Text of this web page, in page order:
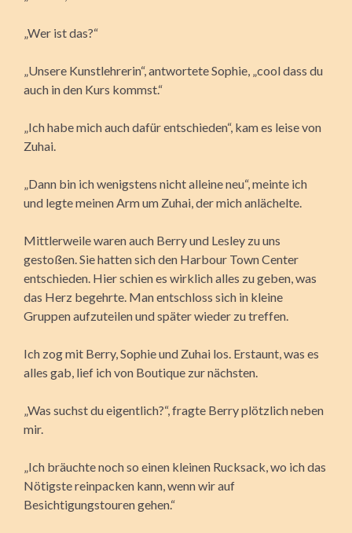
„Wer ist das?“
„Unsere Kunstlehrerin“, antwortete Sophie, „cool dass du
auch in den Kurs kommst.“
„Ich habe mich auch dafür entschieden“, kam es leise von
Zuhai.
„Dann bin ich wenigstens nicht alleine neu“, meinte ich
und legte meinen Arm um Zuhai, der mich anlächelte.
Mittlerweile waren auch Berry und Lesley zu uns
gestoßen. Sie hatten sich den Harbour Town Center
entschieden. Hier schien es wirklich alles zu geben, was
das Herz begehrte. Man entschloss sich in kleine
Gruppen aufzuteilen und später wieder zu treffen.
Ich zog mit Berry, Sophie und Zuhai los. Erstaunt, was es
alles gab, lief ich von Boutique zur nächsten.
„Was suchst du eigentlich?“, fragte Berry plötzlich neben
mir.
„Ich bräuchte noch so einen kleinen Rucksack, wo ich das
Nötigste reinpacken kann, wenn wir auf
Besichtigungstouren gehen.“